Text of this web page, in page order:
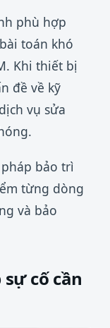
phù hợp
toán khó
Khi thiết bị
đề về kỹ
vụ sửa
bảo trì
từng dòng
và bảo
cố cần